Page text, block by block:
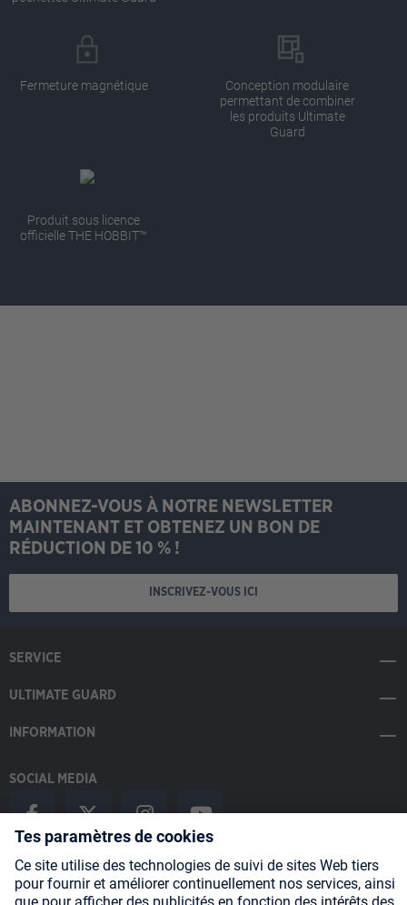
Fermeture magnétique
Conception modulaire
permettant de combiner
les produits Ultimate
Guard
Produit sous licence
officielle THE HOBBIT™
ABONNEZ-VOUS À NOTRE NEWSLETTER
MAINTENANT ET OBTENEZ UN BON DE
RÉDUCTION DE 10 % !
INSCRIVEZ-VOUS ICI
SERVICE
ULTIMATE GUARD
INFORMATION
SOCIAL MEDIA
Payment Methods